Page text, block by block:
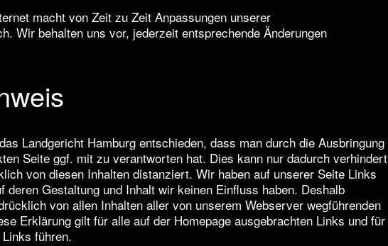
macht von Zeit zu Zeit Anpassungen unserer
Wir behalten uns vor, jederzeit entsprechende Änderungen
Landgericht Hamburg entschieden, dass man durch die Ausbringung
Seite ggf. mit zu verantworten hat. Dies kann nur dadurch verhindert
von diesen Inhalten distanziert. Wir haben auf unserer Seite Links
deren Gestaltung und Inhalt wir keinen Einfluss haben. Deshalb
von allen Inhalten aller von unserem Webserver wegführenden
Erklärung gilt für alle auf der Homepage ausgebrachten Links und für
führen.